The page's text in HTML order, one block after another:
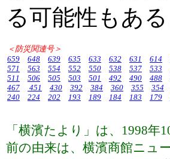
る可能性もあ
＜防災関連号＞
659
648 639 635 633 632 631 614
571
563 554 552 550 538 537 533
511
506 505 503 501 492 490 488
467
451 430 392 384 360 355 354
240
224 202 193 189 184 183 179
「横濱たより」は、1998
前の由来は、横濱商館ニュ